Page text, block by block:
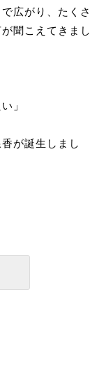
広がり、たくさ
聞こえてきまし
」
が誕生しまし